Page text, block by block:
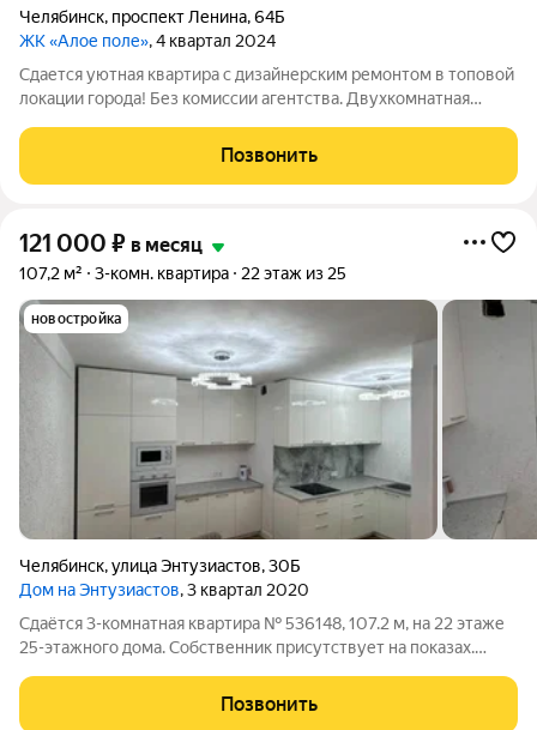
Челябинск, проспект Ленина,64Б
ЖК «Алое поле», 4 квартал 2024
Сдается уютная квартира с дизайнерским ремонтом в топовой
локации города! Без комиссии агентства. Двухкомнатная
этажа покорит ваше сердце! Из лифта можете сразу оказаться
в фитнес-клубе,
Позвонить
121 000 ₽ в месяц
107,2 м² 3-комн. квартира 22 этаж из 25
новостройка
Челябинск,улица Энтузиастов,30Б
Дом на Энтузиастов, 3 квартал 2020
Сдаётся 3-комнатная квартира № 536148, 107.2 м, на 22 этаже
25-этажного дома. Собственник присутствует на показах.
оплачиваются отдельно. По условиям проживания: можно с
детьми, можно с питомцами.
Позвонить